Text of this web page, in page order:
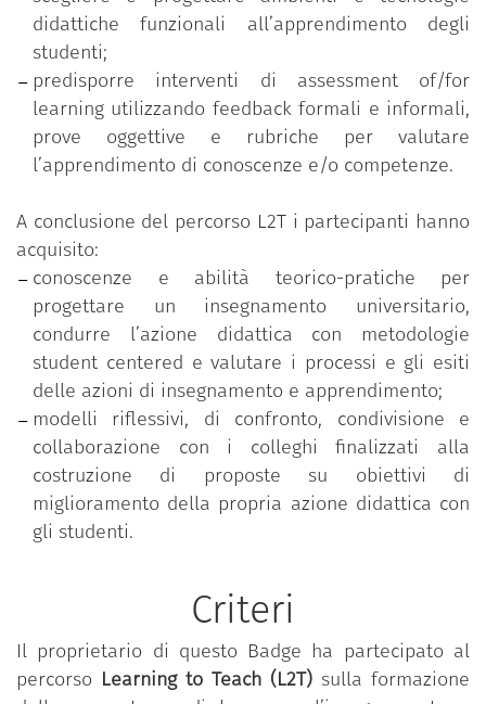
didattiche funzionali all’apprendimento degli
studenti;
predisporre interventi di assessment of/for
learning utilizzando feedback formali e informali,
prove oggettive e rubriche per valutare
l’apprendimento di conoscenze e/o competenze.
A conclusione del percorso L2T i partecipanti hanno
acquisito:
conoscenze e abilità teorico-pratiche per
progettare un insegnamento universitario,
condurre l’azione didattica con metodologie
student centered e valutare i processi e gli esiti
delle azioni di insegnamento e apprendimento;
modelli riflessivi, di confronto, condivisione e
collaborazione con i colleghi finalizzati alla
costruzione di proposte su obiettivi di
miglioramento della propria azione didattica con
gli studenti.
Criteri
Il proprietario di questo Badge ha partecipato al
percorso Learning to Teach (L2T) sulla formazione